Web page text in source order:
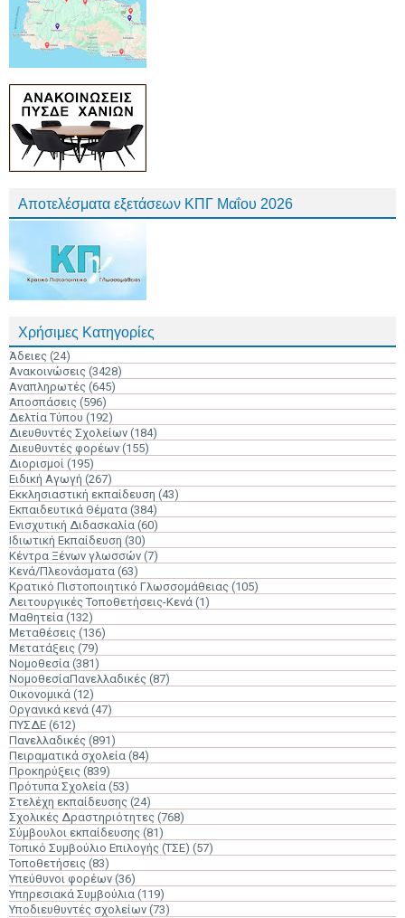
Αποτελέσματα εξετάσεων ΚΠΓ Μαΐου 2026
Χρήσιμες Κατηγορίες
Άδειες (24)
Ανακοινώσεις (3428)
Αναπληρωτές (645)
Αποσπάσεις (596)
Δελτία Τύπου (192)
Διευθυντές Σχολείων (184)
Διευθυντές φορέων (155)
Διορισμοί (195)
Ειδική Αγωγή (267)
Εκκλησιαστική εκπαίδευση (43)
Εκπαιδευτικά Θέματα (384)
Ενισχυτική Διδασκαλία (60)
Ιδιωτική Εκπαίδευση (30)
Κέντρα Ξένων γλωσσών (7)
Κενά/Πλεονάσματα (63)
Κρατικό Πιστοποιητικό Γλωσσομάθειας (105)
Λειτουργικές Τοποθετήσεις-Κενά (1)
Μαθητεία (132)
Μεταθέσεις (136)
Μετατάξεις (79)
Νομοθεσία (381)
ΝομοθεσίαΠανελλαδικές (87)
Οικονομικά (12)
Οργανικά κενά (47)
ΠΥΣΔΕ (612)
Πανελλαδικές (891)
Πειραματικά σχολεία (84)
Προκηρύξεις (839)
Πρότυπα Σχολεία (53)
Στελέχη εκπαίδευσης (24)
Σχολικές Δραστηριότητες (768)
Σύμβουλοι εκπαίδευσης (81)
Τοπικό Συμβούλιο Επιλογής (ΤΣΕ) (57)
Τοποθετήσεις (83)
Υπεύθυνοι φορέων (36)
Υπηρεσιακά Συμβούλια (119)
Υποδιευθυντές σχολείων (73)